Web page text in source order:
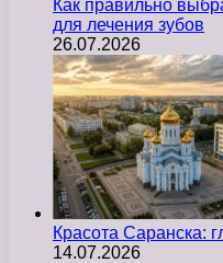
Как правильно
для лечения зубов
26.07.2026
Красота Саранска:
14.07.2026